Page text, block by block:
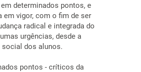
determinados pontos, e
em vigor, com o fim de ser
radical e integrada do
urgências, desde a
dos alunos.
pontos - críticos da